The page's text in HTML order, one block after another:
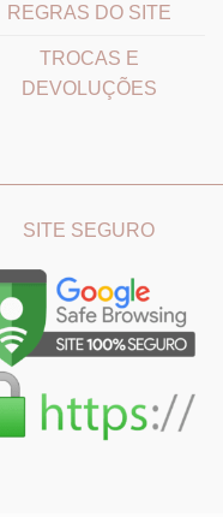
REGRAS DO SITE
TROCAS E
DEVOLUÇÕES
SITE SEGURO